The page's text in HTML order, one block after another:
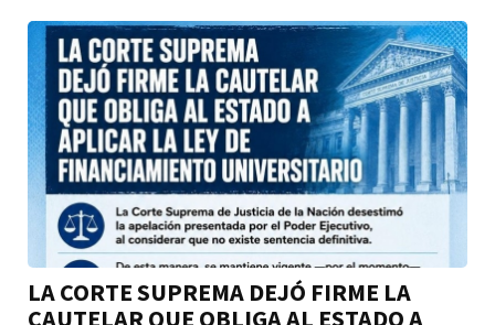
LA CORTE SUPREMA DEJÓ FIRME LA
CAUTELAR QUE OBLIGA AL ESTADO A